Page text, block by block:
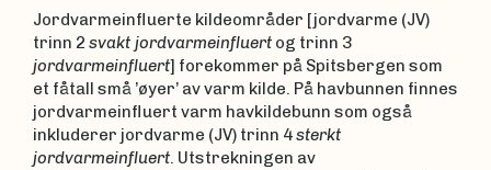
Jordvarmeinfluerte kildeområder [jordvarme (JV)
trinn 2 svakt jordvarmeinfluert og trinn 3
jordvarmeinfluert] forekommer på Spitsbergen som
et fåtall små ’øyer’ av varm kilde. På havbunnen finnes
jordvarmeinfluert varm havkildebunn som også
inkluderer jordvarme (JV) trinn 4sterkt
jordvarmeinfluert. Utstrekningen av